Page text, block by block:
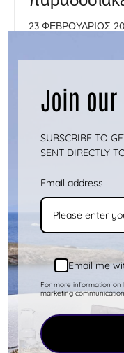
23 ΦΕΒΡΟΥΆΡΙΟΣ
απόδειξη της
περισσότερα
Join
SUBSCRIBE TO
SENT DIRECTLY
Email address
Email me
For more information
marketing communication.